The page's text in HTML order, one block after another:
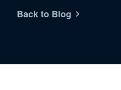
Back to Blog